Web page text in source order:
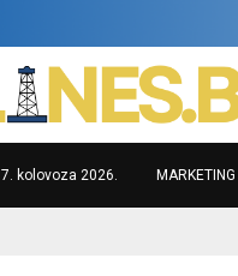
7. kolovoza 2026. MARKETING